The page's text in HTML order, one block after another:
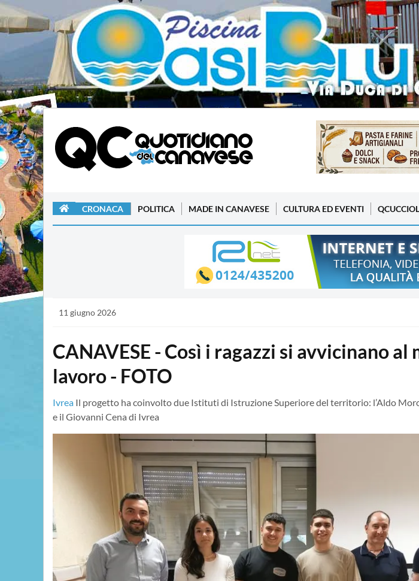
CRONACA POLITICA MADE IN CANAVESE CULTURA ED EVENTI
11 giugno 2026
CANAVESE - Così i ragazzi si avvicinano al
lavoro - FOTO
Ivrea Il progetto ha coinvolto due Istituti di Istruzione Superiore del territorio: l’Aldo
e il Giovanni Cena di Ivrea